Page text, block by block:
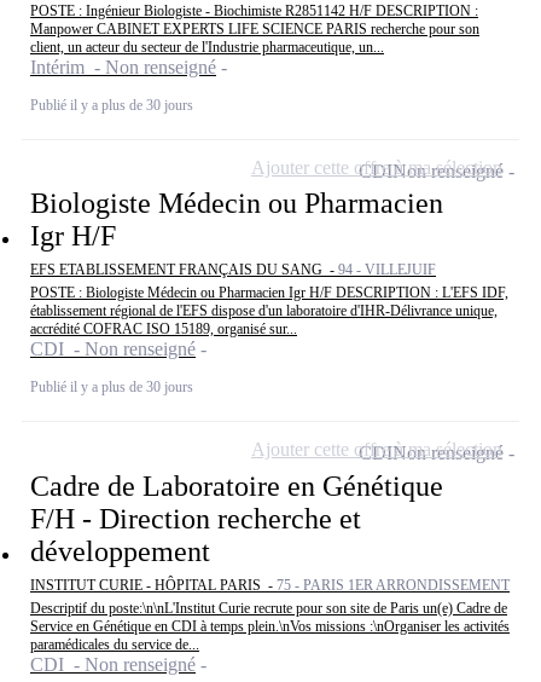
POSTE : Ingénieur Biologiste - Biochimiste R2851142 H/F DESCRIPTION :
Manpower CABINET EXPERTS LIFE SCIENCE PARIS recherche pour son
client, un acteur du secteur de l'Industrie pharmaceutique, un...
Intérim - Non renseigné
Publié il y a plus de 30 jours
Biologiste Médecin ou Pharmacien
Igr H/F
EFS ETABLISSEMENT FRANÇAIS DU SANG - 94 - VILLEJUIF
POSTE : Biologiste Médecin ou Pharmacien Igr H/F DESCRIPTION : L'EFS IDF,
établissement régional de l'EFS dispose d'un laboratoire d'IHR-Délivrance unique,
accrédité COFRAC ISO 15189, organisé sur...
CDI - Non renseigné
Publié il y a plus de 30 jours
CDINon renseigné
Ajouter cette offre à ma sélection
Cadre de Laboratoire en Génétique
F/H - Direction recherche et
développement
INSTITUT CURIE - HÔPITAL PARIS - 75 - PARIS 1ER ARRONDISSEMENT
Descriptif du poste:\n\nL'Institut Curie recrute pour son site de Paris un(e) Cadre de
Service en Génétique en CDI à temps plein.\nVos missions :\nOrganiser les activités
paramédicales du service de...
CDI - Non renseigné
CDINon renseigné
Ajouter cette offre à ma sélection